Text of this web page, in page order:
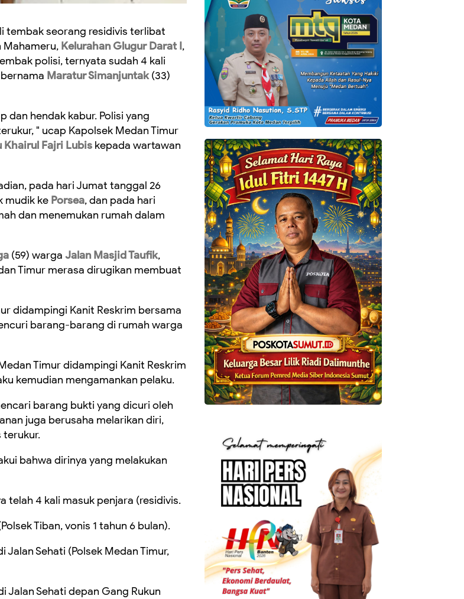
tembak seorang residivis terlibat
Mahameru, Kelurahan Glugur Darat I,
polisi, ternyata sudah 4 kali
Maratur Simanjuntak(33)
dan hendak kabur. Polisi yang
" ucap Kapolsek Medan Timur
Khairul Fajri Lubis kepada wartawan
pada hari Jumat tanggal 26
mudik ke Porsea, dan pada hari
dan menemukan rumah dalam
(59) warga Jalan Masjid Taufik,
Timur merasa dirugikan membuat
didampingi Kanit Reskrim bersama
barang-barang di rumah warga
Timur didampingi Kanit Reskrim
kemudian mengamankan pelaku.
barang bukti yang dicuri oleh
juga berusaha melarikan diri,
terukur.
bahwa dirinya yang melakukan
telah 4 kali masuk penjara (residivis.
Tiban, vonis 1 tahun 6 bulan).
Jalan Sehati (Polsek Medan Timur,
Jalan Sehati depan Gang Rukun